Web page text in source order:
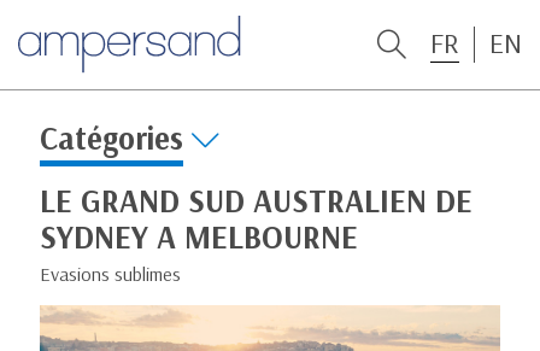
FR EN
Catégories
LE GRAND SUD AUSTRALIEN DE
SYDNEY A MELBOURNE
Evasions sublimes